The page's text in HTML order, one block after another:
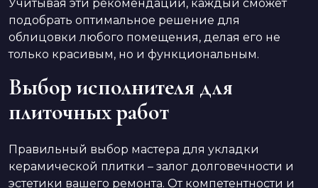
Учитывая эти рекомендации, каждый сможет
подобрать оптимальное решение для
облицовки любого помещения, делая его не
только красивым, но и функциональным.
Выбор исполнителя для
плиточных работ
Правильный выбор мастера для укладки
керамической плитки – залог долговечности и
эстетики вашего ремонта. От компетентности и